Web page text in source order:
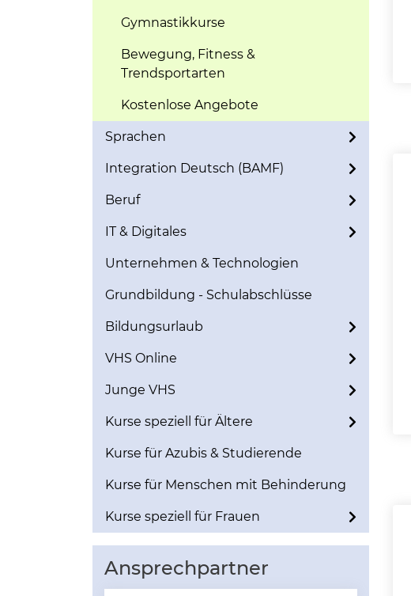
Gymnastikkurse
Bewegung, Fitness &
Trendsportarten
Kostenlose Angebote
Sprachen
Integration Deutsch (BAMF)
Beruf
IT & Digitales
Unternehmen & Technologien
Grundbildung - Schulabschlüsse
Bildungsurlaub
VHS Online
Junge VHS
Kurse speziell für Ältere
Kurse für Azubis & Studierende
Kurse für Menschen mit Behinderung
Kurse speziell für Frauen
Ansprechpartner